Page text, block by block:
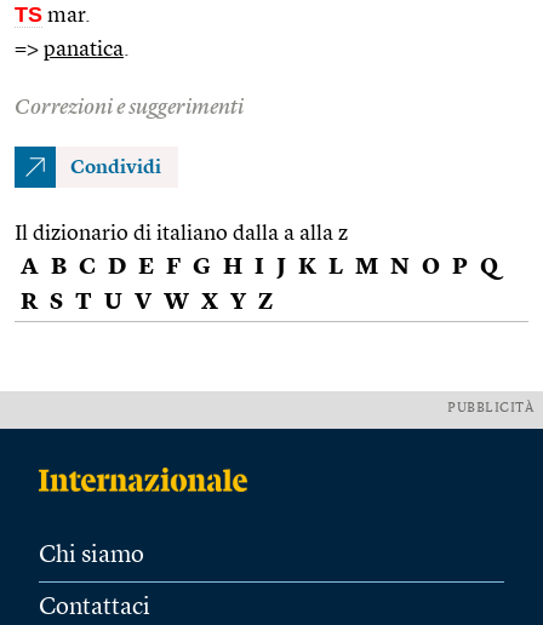
TS mar.
=> panatica
Correzioni e suggerimenti
Condividi
Il dizionario di italiano dalla a alla z
A B C D E F G H I J K L M N O P Q
R S T U V W X Y Z
PUBBLICITÀ
Chi siamo
Contattaci